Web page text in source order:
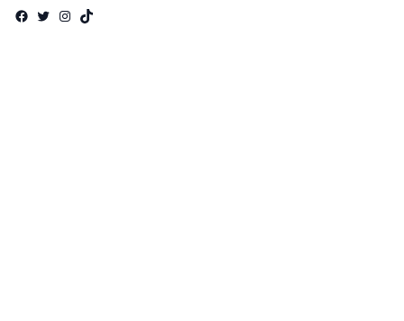
Facebook
Twitter
Instagram
TikTok